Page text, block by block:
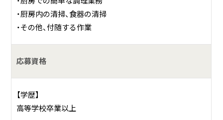
・厨房内の清掃、食器の清掃
・その他、付随する作業
応募資格
【学歴】
高等学校卒業以上